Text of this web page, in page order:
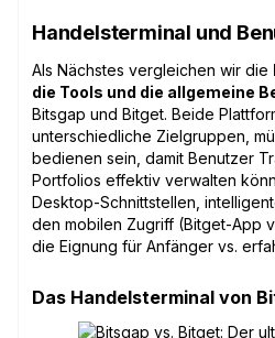
Handelsterminal und
Als Nächstes vergleichen wir die
die Tools und die allgemeine
Bitsgap und Bitget. Beide
unterschiedliche Zielgruppen,
bedienen sein, damit Benutzer
Portfolios effektiv verwalten
Desktop-Schnittstellen,
den mobilen Zugriff (Bitget-App
die Eignung für Anfänger vs.
Das Handelsterminal von